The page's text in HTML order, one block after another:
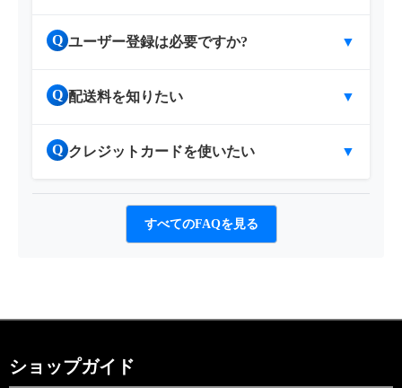
Q ユーザー登録は必要ですか? ▼
Q 配送料を知りたい ▼
Q クレジットカードを使いたい ▼
すべてのFAQを見る
ショップガイド